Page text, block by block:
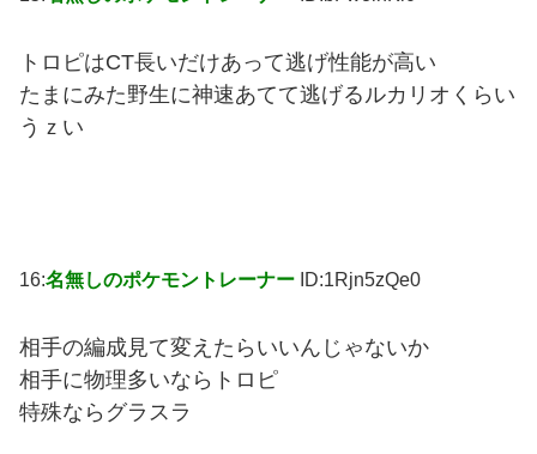
トロピはCT長いだけあって逃げ性能が高い
たまにみた野生に神速あてて逃げるルカリオくらい
うｚい
16:名無しのポケモントレーナー ID:1Rjn5zQe0
相手の編成見て変えたらいいんじゃないか
相手に物理多いならトロピ
特殊ならグラスラ